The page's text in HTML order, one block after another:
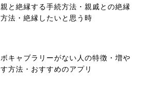
親と絶縁する手続方法・親戚との絶縁
方法・絶縁したいと思う時
ボキャブラリーがない人の特徴・増や
す方法・おすすめのアプリ